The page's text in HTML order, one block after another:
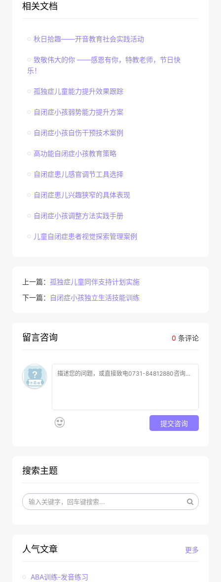
相关文档
秋日拾趣——开音教育社会实践活动
致敬伟大的你 ——感恩有你，特教老师，节日快
乐！
孤独症儿童能力提升效果跟踪
自闭症小孩弱势能力提升方案
自闭症小孩自伤干预技术案例
高功能自闭症小孩教育策略
自闭症患儿感官调节工具选择
自闭症患儿兴趣狭窄的具体表现
自闭症小孩调整方法实践手册
儿童自闭症患者视觉探索管理案例
上一篇： 孤独症儿童同伴支持计划实施
下一篇：
自闭症小孩独立生活技能训练
0 条评论
留言咨询
提交咨询
搜索主题
更多
人气文章
ABA训练-发音练习